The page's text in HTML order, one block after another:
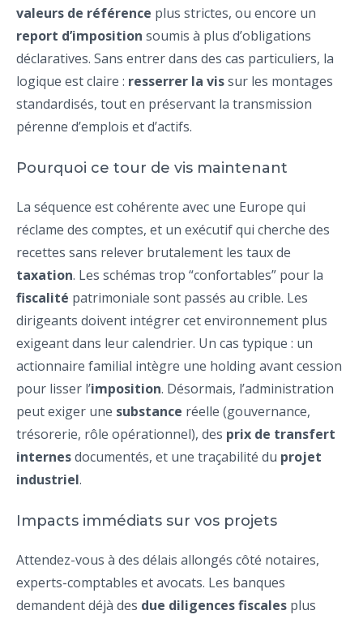
valeurs de référence plus strictes, ou encore un
report d’imposition soumis à plus d’obligations
déclaratives. Sans entrer dans des cas particuliers, la
logique est claire : resserrer la vissur les montages
standardisés, tout en préservant la transmission
pérenne d’emplois et d’actifs.
Pourquoi ce tour de vis maintenant
La séquence est cohérente avec une Europe qui
réclame des comptes, et un exécutif qui cherche des
recettes sans relever brutalement les taux de
taxation. Les schémas trop “confortables” pour la
fiscalité patrimoniale sont passés au crible. Les
dirigeants doivent intégrer cet environnement plus
exigeant dans leur calendrier. Un cas typique : un
actionnaire familial intègre une holding avant cession
pour lisser l’imposition. Désormais, l’administration
peut exiger une substance réelle (gouvernance,
trésorerie, rôle opérationnel), des prix de transfert
internesdocumentés, et une traçabilité du projet
industriel.
Impacts immédiats sur vos projets
Attendez-vous à des délais allongés côté notaires,
experts-comptables et avocats. Les banques
demandent déjà des due diligences fiscales plus